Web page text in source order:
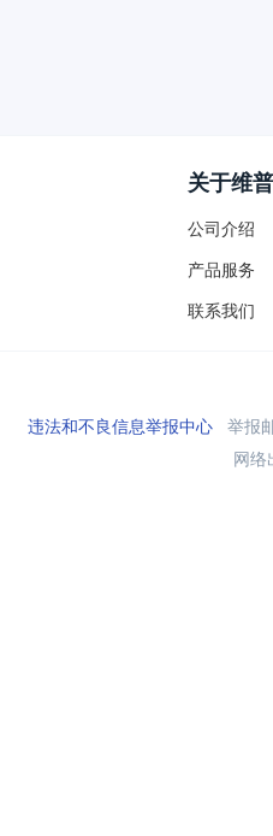
关于维普
公司介绍
产品服务
联系我们
违法和不良信息举报中心举报
网